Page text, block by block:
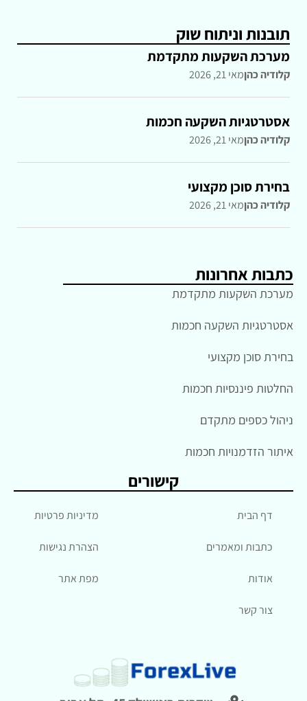
תובנות וניתוח שוק
מערכת השקעות מתקדמת
קלודיה כהןמאי 21, 2026
אסטרטגיות השקעה חכמות
קלודיה כהןמאי 21, 2026
בחירת סוכן מקצועי
קלודיה כהןמאי 21, 2026
כתבות אחרונות
מערכת השקעות מתקדמת
אסטרטגיות השקעה חכמות
בחירת סוכן מקצועי
החלטות פיננסיות חכמות
ניהול כספים מתקדם
איתור הזדמנויות חכמות
קישורים
דף הבית
כתבות ומאמרים
אודות
צור קשר
מדיניות פרטיות
הצהרת נגישות
מפת אתר